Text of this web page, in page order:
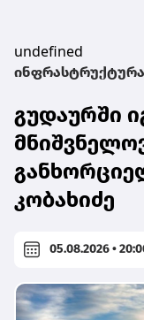
undefined
ინფრასტრუქტურა
გუდაურში
კობახიძე
05.08.2026 •